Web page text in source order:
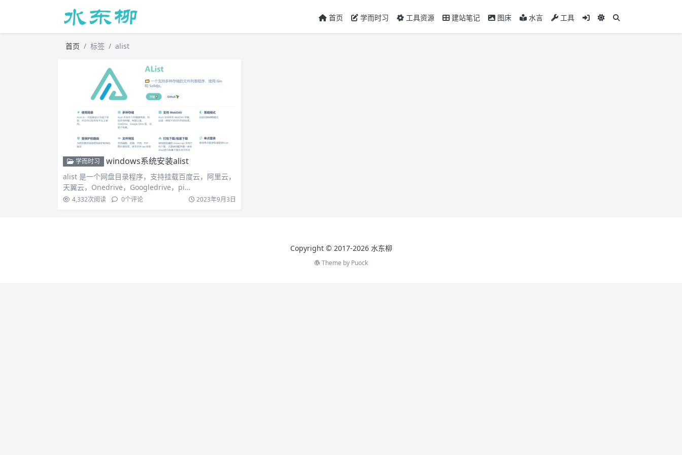
首页 学而时习 工具资源 建站笔记 图床 水言 工具
首页 标签 alist
学而时习 windows系统安装alist
alist 是一个网盘目录程序，支持挂载百度云，阿里云，
天翼云，Onedrive，Googledrive，pi…
4,332次阅读 0个评论 2023年9月3日
Copyright © 2017-2026 水东柳
Theme by Puock